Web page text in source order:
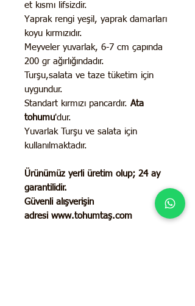
et kısmı lifsizdir.
Yaprak rengi yeşil, yaprak damarları
koyu kırmızıdır.
Meyveler yuvarlak, 6-7 cm çapında
200 gr ağırlığındadır.
Turşu,salata ve taze tüketim için
uygundur.
Standart kırmızı pancardır. Ata
tohumu'dur.
Yuvarlak Turşu ve salata için
kullanılmaktadır.
Ürünümüz yerli üretim olup; 24 ay
garantilidir.
Güvenli alışverişin
adresi www.tohumtaş.com